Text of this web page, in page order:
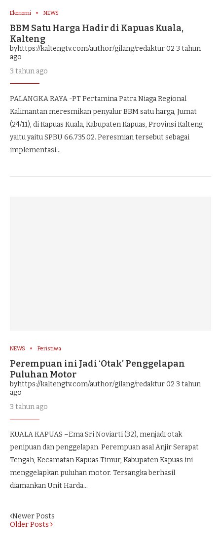
Ekonomi NEWS
BBM Satu Harga Hadir di Kapuas Kuala,
Kalteng
byhttps://kaltengtv.com/author/gilang/redaktur 02 3 tahun
ago
3 tahun ago
PALANGKA RAYA -PT Pertamina Patra Niaga Regional
Kalimantan meresmikan penyalur BBM satu harga, Jumat
(24/11), di Kapuas Kuala, Kabupaten Kapuas, Provinsi Kalteng
yaitu yaitu SPBU 66.735.02. Peresmian tersebut sebagai
implementasi…
NEWS Peristiwa
Perempuan ini Jadi ‘Otak’ Penggelapan
Puluhan Motor
byhttps://kaltengtv.com/author/gilang/redaktur 02 3 tahun
ago
3 tahun ago
KUALA KAPUAS –Ema Sri Noviarti (32), menjadi otak
penipuan dan penggelapan. Perempuan asal Anjir Serapat
Tengah, Kecamatan Kapuas Timur, Kabupaten Kapuas ini
menggelapkan puluhan motor. Tersangka berhasil
diamankan Unit Harda…
Newer Posts
Older Posts